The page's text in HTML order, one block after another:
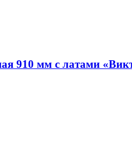
910 мм с латами